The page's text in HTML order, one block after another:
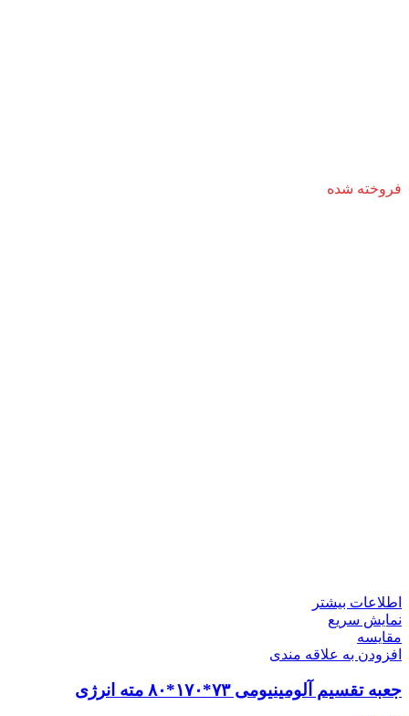
فروخته شده
اطلاعات بیشتر
نمایش سریع
مقايسه
افزودن به علاقه مندی
جعبه تقسیم آلومینیومی ۷۳*۱۷۰*۸۰ مته انرژی